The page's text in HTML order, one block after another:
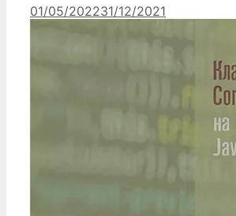
01/05/202231/12/2021